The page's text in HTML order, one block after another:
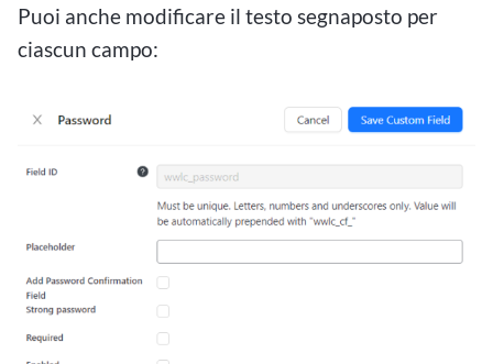
Puoi anche modificare il testo segnaposto per
ciascun campo: